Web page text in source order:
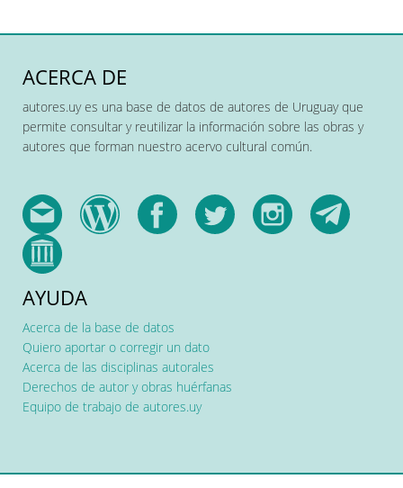
ACERCA DE
autores.uy es una base de datos de autores de Uruguay que
permite consultar y reutilizar la información sobre las obras y
autores que forman nuestro acervo cultural común.
AYUDA
Acerca de la base de datos
Quiero aportar o corregir un dato
Acerca de las disciplinas autorales
Derechos de autor y obras huérfanas
Equipo de trabajo de autores.uy